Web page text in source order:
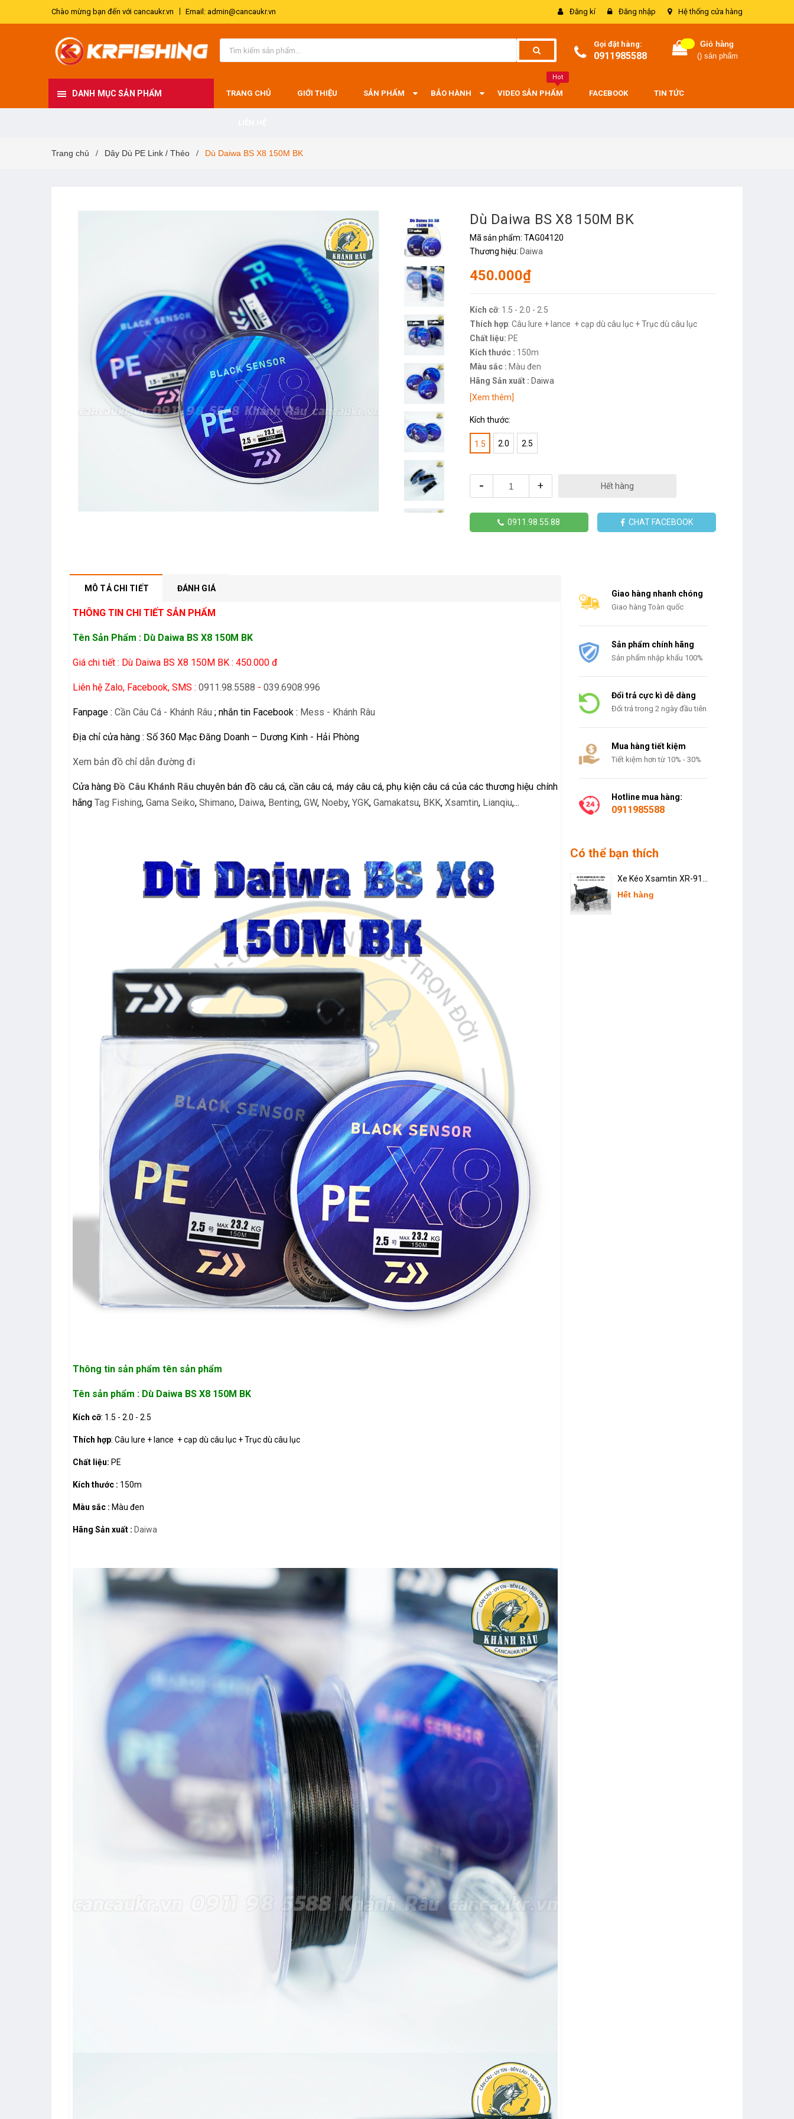
Chào mừng bạn đến với cancaukr.vn Email: admin@cancaukr.vn Đăng kí Đăng nhập Hệ thống cửa hàng
Gọi đặt hàng:
0911985588
Giỏ hàng
() sản phẩm
DANH MỤC SẢN PHẨM TRANG CHỦ GIỚI THIỆU SẢN PHẨM BẢO HÀNH
Hot
VIDEO SẢN PHẨM FACEBOOK TIN TỨC
Trang chủ / Dây Dù PE Link / Thẻo / Dù Daiwa BS X8 150M BK
Dù Daiwa BS X8 150M BK
Mã sản phẩm: TAG04120
Thương hiệu: Daiwa
450.000₫
Kích cỡ: 1.5 - 2.0 - 2.5
Thích hợp: Câu lure + lance + cạp dù câu lục + Trục dù câu lục
Chất liệu: PE
Kích thước : 150m
Màu sắc : Màu đen
Hãng Sản xuất : Daiwa
[Xem thêm]
Kích thước:
1.5 2.0 2.5
- + Hết hàng
0911.98.55.88 CHAT FACEBOOK
MÔ TẢ CHI TIẾT ĐÁNH GIÁ
THÔNG TIN CHI TIẾT SẢN PHẨM
Tên Sản Phẩm : Dù Daiwa BS X8 150M BK
Giá chi tiết : Dù Daiwa BS X8 150M BK : 450.000 đ
Liên hệ Zalo, Facebook, SMS : 0911.98.5588 - 039.6908.996
Fanpage : Cần Câu Cá - Khánh Râu ; nhắn tin Facebook : Mess - Khánh Râu
Địa chỉ cửa hàng : Số 360 Mạc Đăng Doanh – Dương Kinh - Hải Phòng
Xem bản đồ chỉ dẫn đường đi
Cửa hàngĐồ Câu Khánh Râuchuyên bán đồ câu cá, cần câu cá, máy câu cá, phụ kiện câu cá của các thương hiệu chính
hãng Tag Fishing, Gama Seiko, Shimano, Daiwa, Benting, GW, Noeby, YGK, Gamakatsu, BKK, Xsamtin, Lianqiu,...
Thông tin sản phẩm tên sản phẩm
Tên sản phẩm : Dù Daiwa BS X8 150M BK
Kích cỡ: 1.5 - 2.0 - 2.5
Thích hợp: Câu lure + lance + cạp dù câu lục + Trục dù câu lục
Chất liệu: PE
Kích thước : 150m
Màu sắc : Màu đen
Hãng Sản xuất : Daiwa
Giao hàng nhanh chóng
Giao hàng Toàn quốc
Sản phẩm chính hãng
Sản phẩm nhập khẩu 100%
Đổi trả cực kì dễ dàng
Đổi trả trong 2 ngày đầu tiên
Mua hàng tiết kiệm
Tiết kiệm hơn từ 10% - 30%
Hotline mua hàng:
0911985588
Có thể bạn thích
Xe Kéo Xsamtin XR-911
2024
Hết hàng